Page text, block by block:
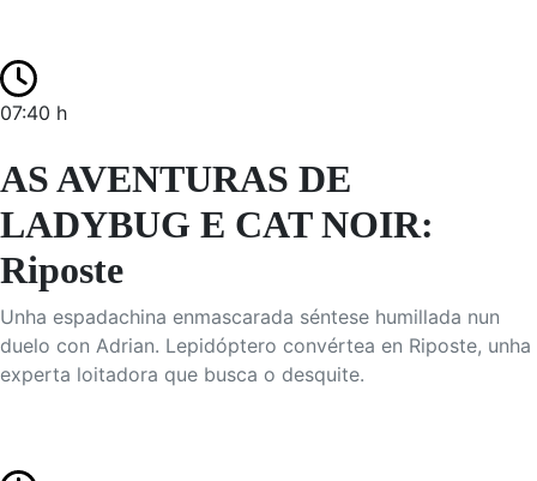
07:40 h
AS AVENTURAS DE
LADYBUG E CAT NOIR:
Riposte
Unha espadachina enmascarada séntese humillada nun
duelo con Adrian. Lepidóptero convértea en Riposte, unha
experta loitadora que busca o desquite.